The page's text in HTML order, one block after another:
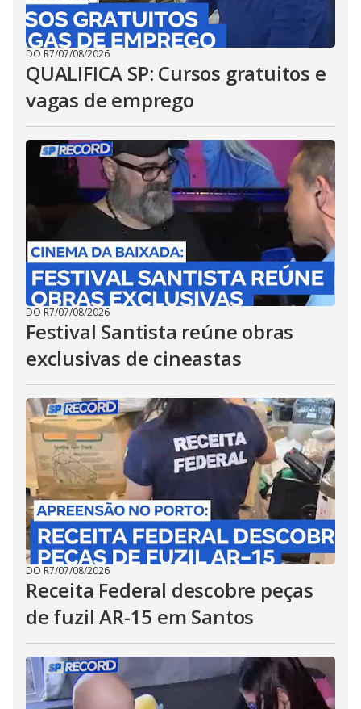
DO R7/07/08/2026
QUALIFICA SP: Cursos gratuitos e
vagas de emprego
DO R7/07/08/2026
Festival Santista reúne obras
exclusivas de cineastas
DO R7/07/08/2026
Receita Federal descobre peças
de fuzil AR-15 em Santos